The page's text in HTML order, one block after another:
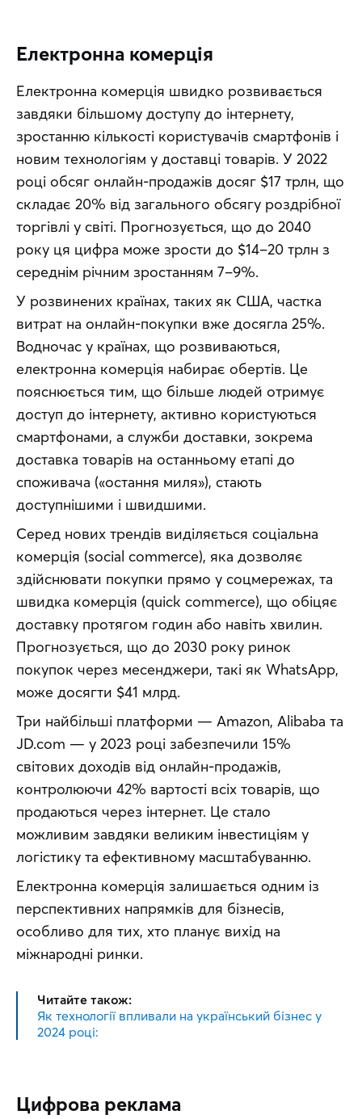
Електронна комерція
Електронна комерція швидко розвивається
завдяки більшому доступу до інтернету,
зростанню кількості користувачів смартфонів і
новим технологіям у доставці товарів. У 2022
році обсяг онлайн-продажів досяг $17 трлн, що
складає 20% від загального обсягу роздрібної
торгівлі у світі. Прогнозується, що до 2040
року ця цифра може зрости до $14–20 трлн з
середнім річним зростанням 7–9%.
У розвинених країнах, таких як США, частка
витрат на онлайн-покупки вже досягла 25%.
Водночас у країнах, що розвиваються,
електронна комерція набирає обертів. Це
пояснюється тим, що більше людей отримує
доступ до інтернету, активно користуються
смартфонами, а служби доставки, зокрема
доставка товарів на останньому етапі до
споживача («остання миля»), стають
доступнішими і швидшими.
Серед нових трендів виділяється соціальна
комерція (social commerce), яка дозволяє
здійснювати покупки прямо у соцмережах, та
швидка комерція (quick commerce), що обіцяє
доставку протягом годин або навіть хвилин.
Прогнозується, що до 2030 року ринок
покупок через месенджери, такі як WhatsApp,
може досягти $41 млрд.
Три найбільші платформи — Amazon, Alibaba та
JD.com — у 2023 році забезпечили 15%
світових доходів від онлайн-продажів,
контролюючи 42% вартості всіх товарів, що
продаються через інтернет. Це стало
можливим завдяки великим інвестиціям у
логістику та ефективному масштабуванню.
Електронна комерція залишається одним із
перспективних напрямків для бізнесів,
особливо для тих, хто планує вихід на
міжнародні ринки.
Читайте також:
Як технології впливали на український бізнес у
2024 році:
Цифрова реклама